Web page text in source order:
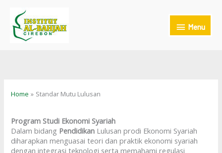
content
Menu
Menu
Home Standar Mutu Lulusan
Program Studi Ekonomi Syariah
Dalam bidang Pendidikan Lulusan prodi Ekonomi Syariah
diharapkan menguasai teori dan praktik ekonomi syariah
dengan integrasi teknologi serta memahami regulasi